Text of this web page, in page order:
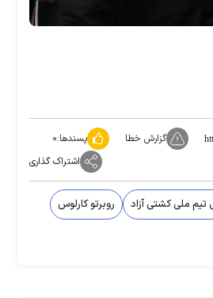
گزارش خطا پسندها:۰
اشتراک گذاری
تیم ملی کشتی آزاد
روبرتو کارلوس